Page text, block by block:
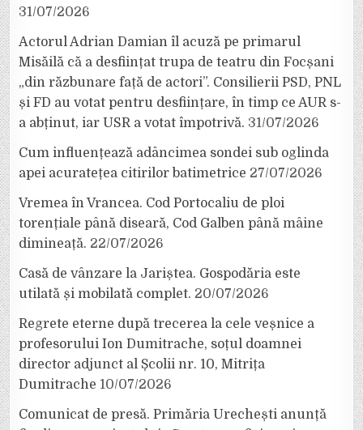
31/07/2026
Actorul Adrian Damian îl acuză pe primarul
Misăilă că a desființat trupa de teatru din Focșani
„din răzbunare față de actori”. Consilierii PSD, PNL
și FD au votat pentru desființare, în timp ce AUR s-
a abținut, iar USR a votat împotrivă. 31/07/2026
Cum influențează adâncimea sondei sub oglinda
apei acuratețea citirilor batimetrice 27/07/2026
Vremea în Vrancea. Cod Portocaliu de ploi
torențiale până diseară, Cod Galben până mâine
dimineață. 22/07/2026
Casă de vânzare la Jariștea. Gospodăria este
utilată și mobilată complet. 20/07/2026
Regrete eterne după trecerea la cele veșnice a
profesorului Ion Dumitrache, soțul doamnei
director adjunct al Școlii nr. 10, Mitrița
Dumitrache 10/07/2026
Comunicat de presă. Primăria Urechești anunță